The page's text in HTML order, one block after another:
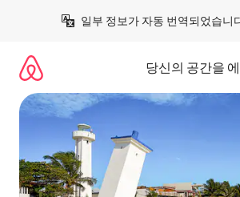
일부 정보가 자동 번역되었습니
당신의 공간을